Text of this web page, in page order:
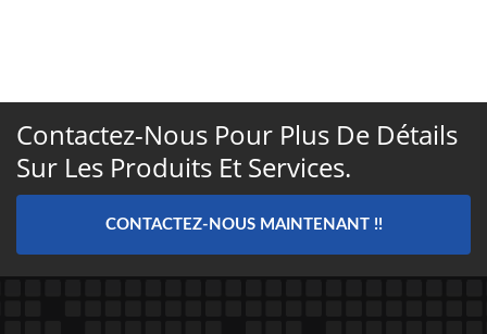
Contactez-Nous Pour Plus De Détails
Sur Les Produits Et Services.
CONTACTEZ-NOUS MAINTENANT !!